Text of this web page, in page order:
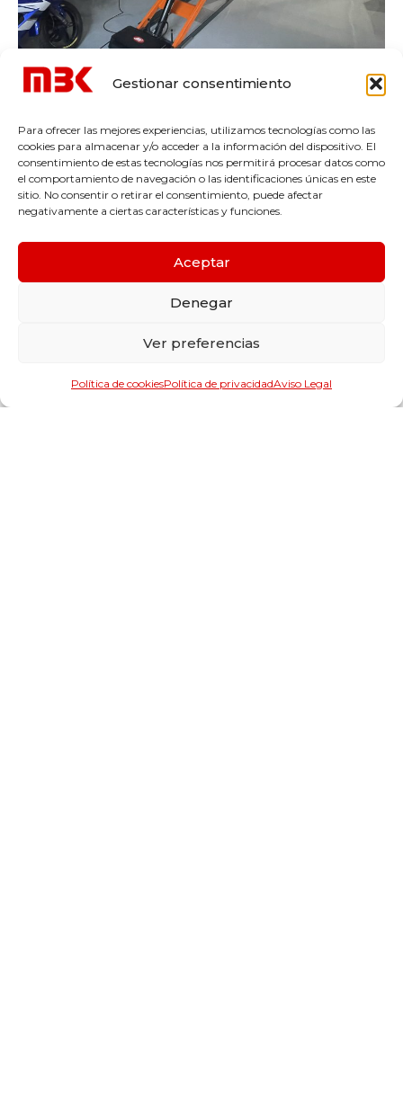
Gestionar consentimiento
Para ofrecer las mejores experiencias, utilizamos tecnologías como las
cookies para almacenar y/o acceder a la información del dispositivo. El
consentimiento de estas tecnologías nos permitirá procesar datos como
el comportamiento de navegación o las identificaciones únicas en este
sitio. No consentir o retirar el consentimiento, puede afectar
negativamente a ciertas características y funciones.
Aceptar
Denegar
Ver preferencias
Política de cookiesPolítica de privacidadAviso Legal